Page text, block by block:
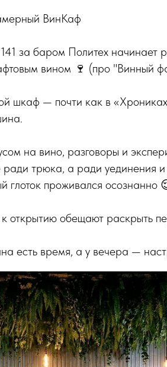
ВинКаф
за баром Политех начинает
вином 🍷 (про "Винный
шкаф — почти как в
на вино, разговоры и
трюка, а ради уединения и
глоток проживался осознанно
открытию обещают раскрыть
есть время, а у вечера —